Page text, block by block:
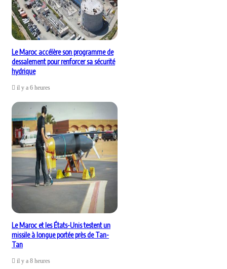
Le Maroc accélère son programme de
dessalement pour renforcer sa sécurité
hydrique
il y a 6 heures
Le Maroc et les États-Unis testent un
missile à longue portée près de Tan-
Tan
il y a 8 heures